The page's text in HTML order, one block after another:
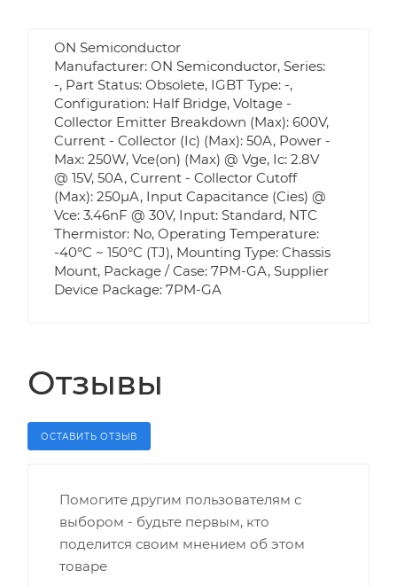
ON Semiconductor
Manufacturer: ON Semiconductor, Series:
-, Part Status: Obsolete, IGBT Type: -,
Configuration: Half Bridge, Voltage -
Collector Emitter Breakdown (Max): 600V,
Current - Collector (Ic) (Max): 50A, Power -
Max: 250W, Vce(on) (Max) @ Vge, Ic: 2.8V
@ 15V, 50A, Current - Collector Cutoff
(Max): 250µA, Input Capacitance (Cies) @
Vce: 3.46nF @ 30V, Input: Standard, NTC
Thermistor: No, Operating Temperature:
-40°C ~ 150°C (TJ), Mounting Type: Chassis
Mount, Package / Case: 7PM-GA, Supplier
Device Package: 7PM-GA
Отзывы
ОСТАВИТЬ ОТЗЫВ
Помогите другим пользователям с
выбором - будьте первым, кто
поделится своим мнением об этом
товаре